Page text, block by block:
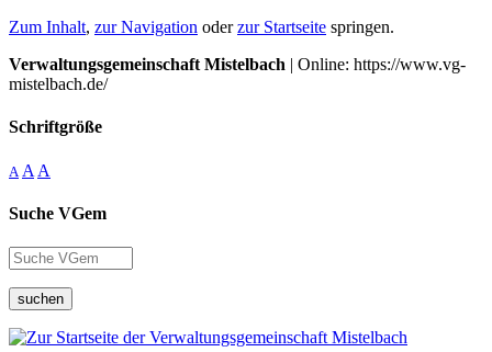
Zum Inhalt, zur Navigation oderzur Startseite springen.
Verwaltungsgemeinschaft Mistelbach | Online: https://www.vg-
mistelbach.de/
Schriftgröße
A A A
Suche VGem
suchen